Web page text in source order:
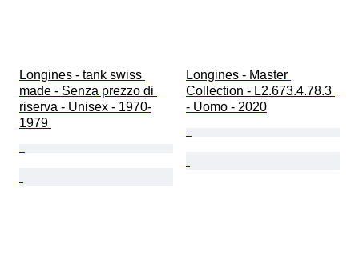
Longines - tank swiss
made - Senza prezzo di
riserva - Unisex - 1970-
1979
Longines - Master
Collection - L2.673.4.78.3
- Uomo - 2020